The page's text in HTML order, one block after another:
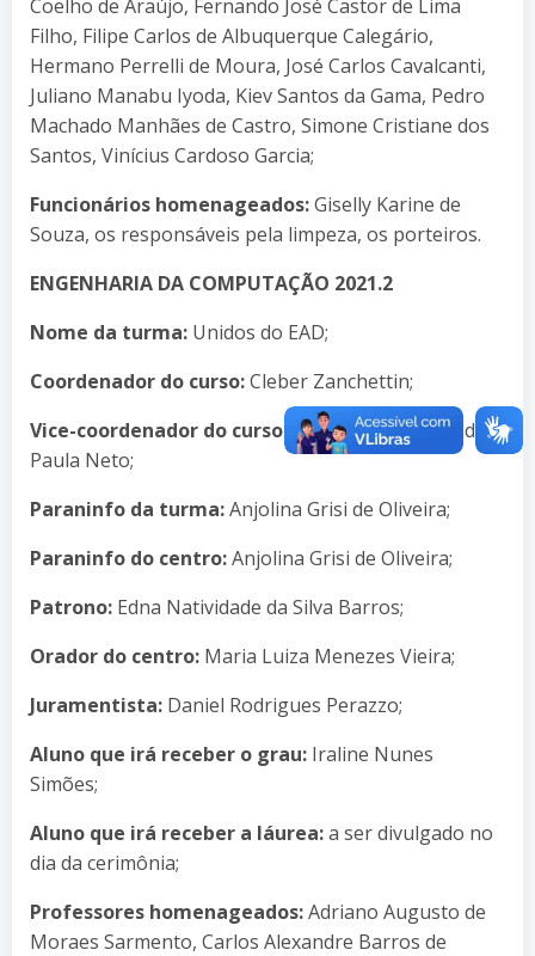
Coelho de Araújo, Fernando José Castor de Lima
Filho, Filipe Carlos de Albuquerque Calegário,
Hermano Perrelli de Moura, José Carlos Cavalcanti,
Juliano Manabu Iyoda, Kiev Santos da Gama, Pedro
Machado Manhães de Castro, Simone Cristiane dos
Santos, Vinícius Cardoso Garcia;
Funcionários homenageados:Giselly Karine de
Souza, os responsáveis pela limpeza, os porteiros.
ENGENHARIA DA COMPUTAÇÃO 2021.2
Nome da turma: Unidos do EAD;
Coordenador do curso:Cleber Zanchettin;
Vice-coordenador do curso: Fernando Maciano de
Paula Neto;
Paraninfo da turma:Anjolina Grisi de Oliveira;
Paraninfo do centro:Anjolina Grisi de Oliveira;
Patrono: Edna Natividade da Silva Barros;
Orador do centro: Maria Luiza Menezes Vieira;
Juramentista: Daniel Rodrigues Perazzo;
Aluno que irá receber o grau: Iraline Nunes
Simões;
Aluno que irá receber a láurea:a ser divulgado no
dia da cerimônia;
Professores homenageados:Adriano Augusto de
Moraes Sarmento, Carlos Alexandre Barros de